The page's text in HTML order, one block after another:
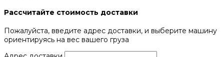
Рассчитайте стоимость доставки
Пожалуйста, введите адрес доставки, и выберите машину
ориентируясь на вес вашего груза